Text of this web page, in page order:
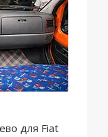
для Fiat